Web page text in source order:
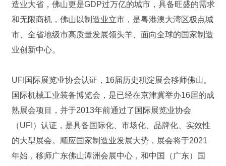
造业大省，佛山更是GDP过万亿的城市，具备旺盛的需求
和无限商机，佛山以制造业立市，是粤港澳大湾区极点城
市、全省地级市高质量发展领头羊、面向全球的国家制造
业创新中心。
UFI国际展览业协会认证，16届历史积淀展会移师佛山。
国际机械工业装备博览会，是已经在京津冀举办16届的成
熟展会项目，并于2013年前通过了国际展览业协会
（UFI）认证，是具备国际化、市场化、品牌化、实效性
的大型展会。顺应国家制造业发展大势，展会将于2021
年始，移师广东佛山潭洲会展中心，和中国（广东）国